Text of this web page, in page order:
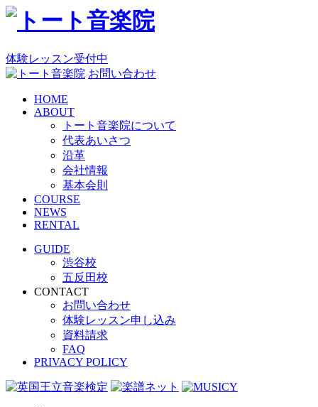
コ
ン
ツ
体験レッスン受付中
お問い合わせ
HOME
ABOUT
トート音楽院について
代表あいさつ
沿革
会社情報
基本会則
COURSE
NEWS
RENTAL
GUIDE
渋谷校
五反田校
CONTACT
お問い合わせ
体験レッスン申し込み
資料請求
FAQ
PRIVACY POLICY